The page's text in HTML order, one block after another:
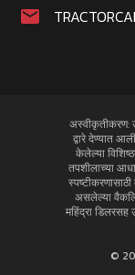
अस्वीकृतीकरण:
द्वारे देण्यात
केलेल्या
तपशीलाच्या
असलेल्या
महिंद्रा डिलरसह
©